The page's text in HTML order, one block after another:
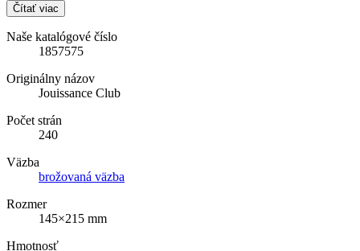
Čítať viac
Naše katalógové číslo
1857575
Originálny názov
Jouissance Club
Počet strán
240
Väzba
brožovaná väzba
Rozmer
145×215 mm
Hmotnosť